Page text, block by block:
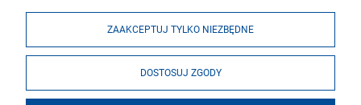
ZAAKCEPTUJ TYLKO NIEZBĘDNE
DOSTOSUJ ZGODY